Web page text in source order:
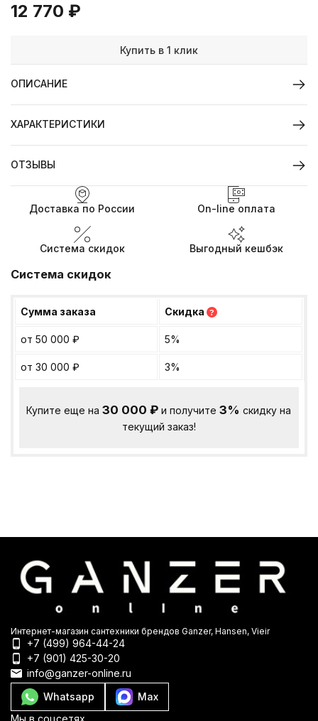
12 770 ₽
Купить в 1 клик
ОПИСАНИЕ
ХАРАКТЕРИСТИКИ
ОТЗЫВЫ
Доставка по России On-line оплата
Система скидок Выгодный кешбэк
Система скидок
Сумма заказа Скидка ?
от 50 000 ₽ 5%
от 30 000 ₽ 3%
Купите еще на30 000₽ и получите3% скидку на
текущий заказ!
Интернет-магазин сантехники брендов Ganzer, Hansen, Vieir
+7 (499) 964-44-24
+7 (901) 425-30-20
info@ganzer-online.ru
Whatsapp
Max
Мы в соцсетях